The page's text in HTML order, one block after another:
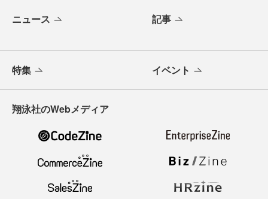
ニュース 記事
特集 イベント
翔泳社のWebメディア